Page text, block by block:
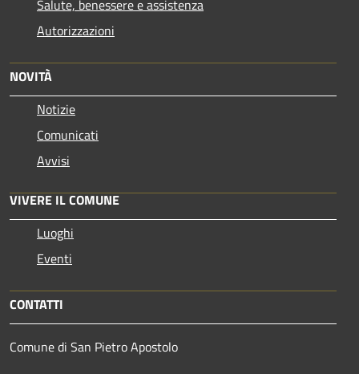
Salute, benessere e assistenza
Autorizzazioni
NOVITÀ
Notizie
Comunicati
Avvisi
VIVERE IL COMUNE
Luoghi
Eventi
CONTATTI
Comune di San Pietro Apostolo